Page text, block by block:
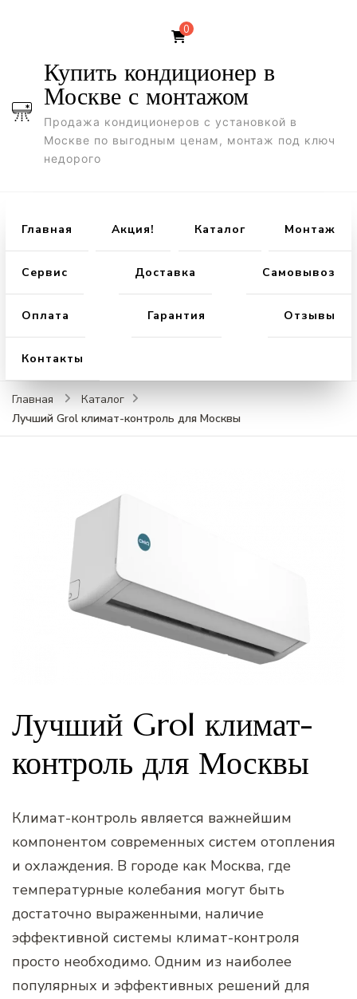
0
Купить кондиционер в
Москве с монтажом
Продажа кондиционеров с установкой в
Москве по выгодным ценам, монтаж под ключ
недорого
Главная Акция! Каталог Монтаж
Сервис Доставка Самовывоз
Оплата Гарантия Отзывы
Контакты
Главная
Каталог
Лучший Grol климат-контроль для Москвы
Лучший Grol климат-
контроль для Москвы
Климат-контроль является важнейшим
компонентом современных систем отопления
и охлаждения. В городе как Москва, где
температурные колебания могут быть
достаточно выраженными, наличие
эффективной системы климат-контроля
просто необходимо. Одним из наиболее
популярных и эффективных решений для